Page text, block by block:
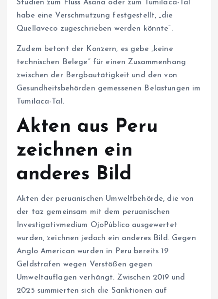
Studien zum Fluss Asana oder zum Tumilaca-Tal
habe eine Verschmutzung festgestellt, „die
Quellaveco zugeschrieben werden könnte“.
Zudem betont der Konzern, es gebe „keine
technischen Belege“ für einen Zusammenhang
zwischen der Bergbautätigkeit und den von
Gesundheitsbehörden gemessenen Belastungen im
Tumilaca-Tal.
Akten aus Peru
zeichnen ein
anderes Bild
Akten der peruanischen Umweltbehörde, die von
der taz gemeinsam mit dem peruanischen
Investigativmedium OjoPúblico ausgewertet
wurden, zeichnen jedoch ein anderes Bild. Gegen
Anglo American wurden in Peru bereits 19
Geldstrafen wegen Verstößen gegen
Umweltauflagen verhängt. Zwischen 2019 und
2025 summierten sich die Sanktionen auf